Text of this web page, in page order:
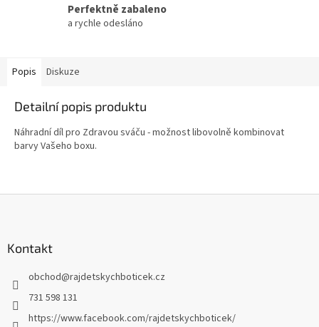
Perfektně zabaleno
a rychle odesláno
Popis Diskuze
Detailní popis produktu
Náhradní díl pro Zdravou sváču - možnost libovolně kombinovat
barvy Vašeho boxu.
Kontakt
obchod@rajdetskychboticek.cz
731 598 131
https://www.facebook.com/rajdetskychboticek/